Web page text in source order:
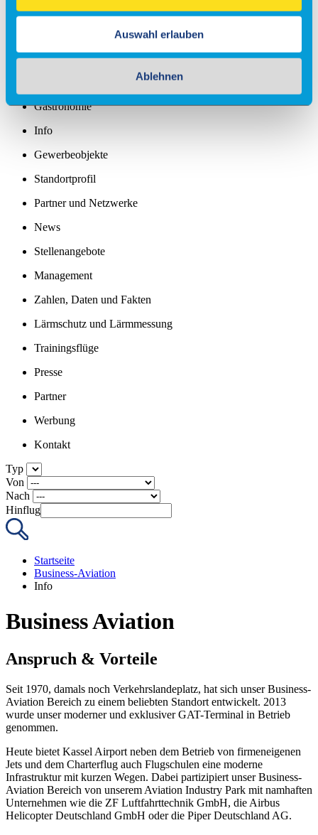
Auswahl erlauben
Ablehnen
Info
Maintenance
Gastronomie
Info
Gewerbeobjekte
Standortprofil
Partner und Netzwerke
News
Stellenangebote
Management
Zahlen, Daten und Fakten
Lärmschutz und Lärmmessung
Trainingsflüge
Presse
Partner
Werbung
Kontakt
Typ
Von
Nach
Hinflug
Startseite
Business-Aviation
Info
Business Aviation
Anspruch & Vorteile
Seit 1970, damals noch Verkehrslandeplatz, hat sich unser Business-
Aviation Bereich zu einem beliebten Standort entwickelt. 2013
wurde unser moderner und exklusiver GAT-Terminal in Betrieb
genommen.
Heute bietet Kassel Airport neben dem Betrieb von firmeneigenen
Jets und dem Charterflug auch Flugschulen eine moderne
Infrastruktur mit kurzen Wegen. Dabei partizipiert unser Business-
Aviation Bereich von unserem Aviation Industry Park mit namhaften
Unternehmen wie die ZF Luftfahrttechnik GmbH, die Airbus
Helicopter Deutschland GmbH oder die Piper Deutschland AG.